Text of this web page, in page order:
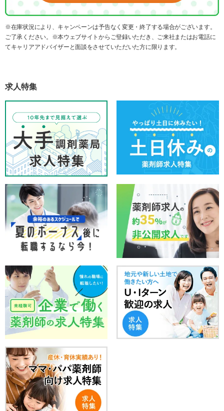
※在庫状況により、キャンペーンは予告なく変更・終了する場合がございます。
ご了承ください。※本ウェブサイトからご登録いただき、ご来社またはお電話に
てキャリアアドバイザーと面談をさせていただいた方に限ります。
求人特集